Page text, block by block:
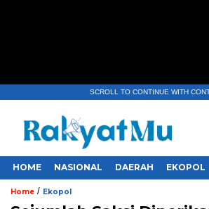
SCROLL TO CONTINUE WITH
HOME NASIONAL DAERAH EKOPOL
Home / Ekopol